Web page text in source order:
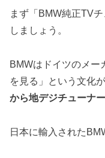
まず「BMW純正TV
しましょう。
BMWはドイツのメー
を見る」という文化
から地デジチューナ
日本に輸入された